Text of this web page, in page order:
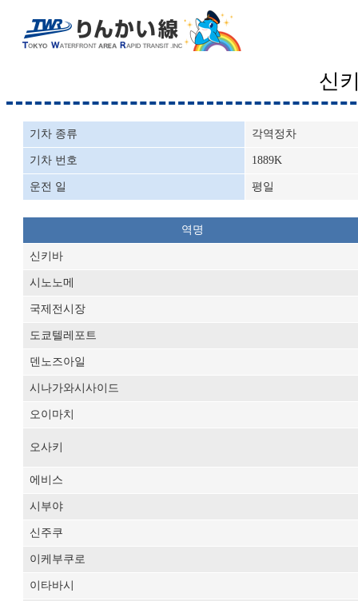
신
기차 종류 각역정차
기차 번호 1889K
운전 일 평일
역명
신키바
시노노메
국제전시장
도쿄텔레포트
덴노즈아일
시나가와시사이드
오이마치
오사키
에비스
시부야
신주쿠
이케부쿠로
이타바시